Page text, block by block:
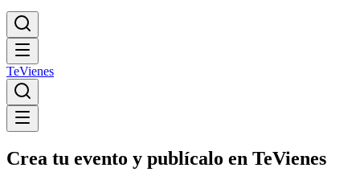
TeVienes
Crea tu evento y publícalo en TeVienes